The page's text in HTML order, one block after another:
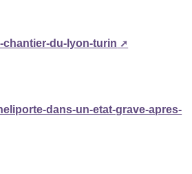
chantier-du-lyon-turin
dans-un-etat-grave-apres-